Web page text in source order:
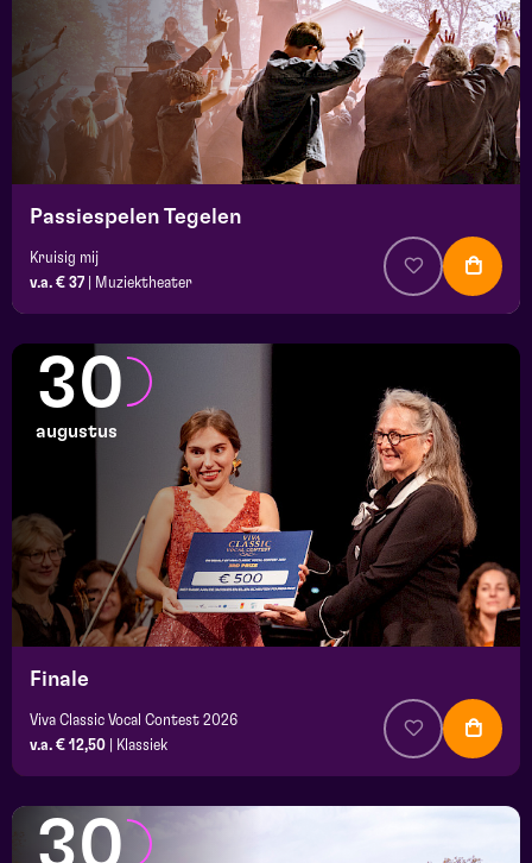
Passiespelen Tegelen
Kruisig mij
v.a. € 37
Muziektheater
30
augustus
Finale
Viva Classic Vocal Contest 2026
v.a. € 12,50
Klassiek
30